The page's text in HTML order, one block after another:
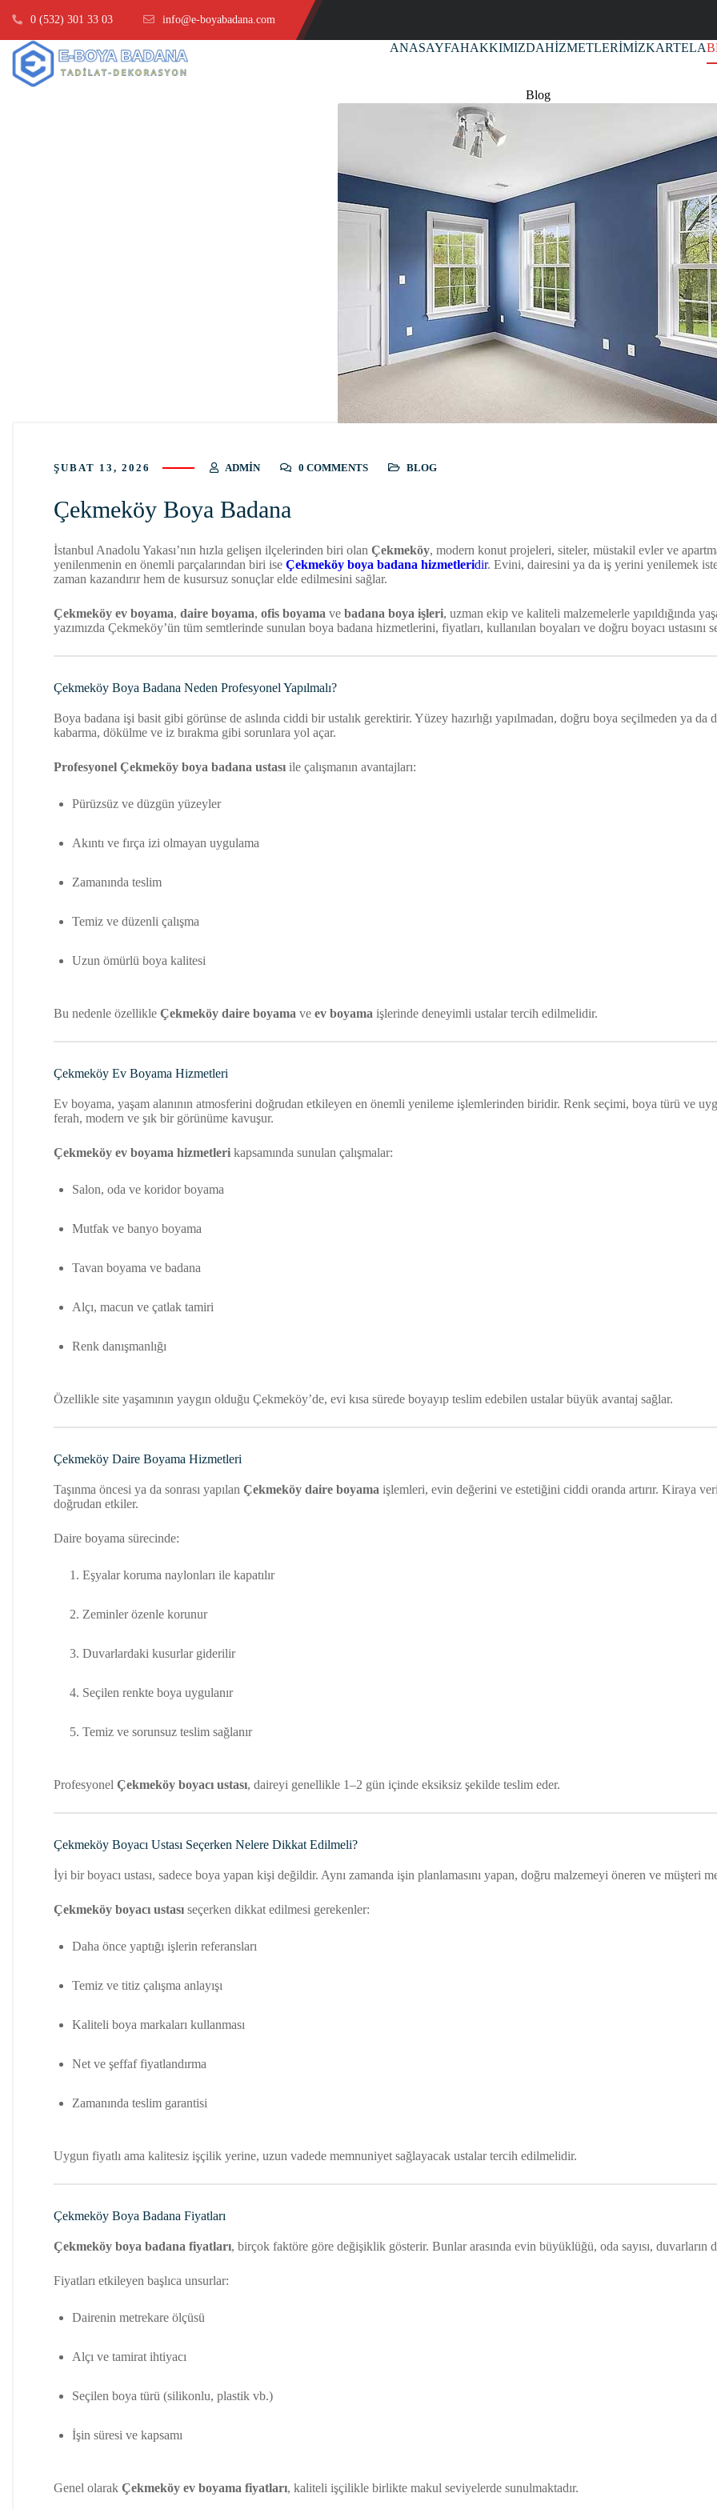
0 (532) 301 33 03 info@e-boyabadana.com
ANASAYFAHAKKIMIZDAHİZMETLERİMİZKARTELA
Blog
ŞUBAT 13, 2026 ADMIN 0 COMMENTS BLOG
Çekmeköy Boya Badana
İstanbul Anadolu Yakası’nın hızla gelişen ilçelerinden biri olan Çekmeköy, modern konut projeleri, siteler, müstakil evler ve
yenilenmenin en önemli parçalarından biri ise Çekmeköy boya badana hizmetleridir. Evini, dairesini ya da iş yerini yenilemek
zaman kazandırır hem de kusursuz sonuçlar elde edilmesini sağlar.
Çekmeköy ev boyama, daire boyama, ofis boyama ve badana boya işleri, uzman ekip ve kaliteli malzemelerle yapıldığında
yazımızda Çekmeköy’ün tüm semtlerinde sunulan boya badana hizmetlerini, fiyatları, kullanılan boyaları ve doğru boyacı ustasını
Çekmeköy Boya Badana Neden Profesyonel Yapılmalı?
Boya badana işi basit gibi görünse de aslında ciddi bir ustalık gerektirir. Yüzey hazırlığı yapılmadan, doğru boya seçilmeden ya da
kabarma, dökülme ve iz bırakma gibi sorunlara yol açar.
Profesyonel Çekmeköy boya badana ustası ile çalışmanın avantajları:
Pürüzsüz ve düzgün yüzeyler
Akıntı ve fırça izi olmayan uygulama
Zamanında teslim
Temiz ve düzenli çalışma
Uzun ömürlü boya kalitesi
Bu nedenle özellikle Çekmeköy daire boyama ve ev boyama işlerinde deneyimli ustalar tercih edilmelidir.
Çekmeköy Ev Boyama Hizmetleri
Ev boyama, yaşam alanının atmosferini doğrudan etkileyen en önemli yenileme işlemlerinden biridir. Renk seçimi, boya türü ve
ferah, modern ve şık bir görünüme kavuşur.
Çekmeköy ev boyama hizmetleri kapsamında sunulan çalışmalar:
Salon, oda ve koridor boyama
Mutfak ve banyo boyama
Tavan boyama ve badana
Alçı, macun ve çatlak tamiri
Renk danışmanlığı
Özellikle site yaşamının yaygın olduğu Çekmeköy’de, evi kısa sürede boyayıp teslim edebilen ustalar büyük avantaj sağlar.
Çekmeköy Daire Boyama Hizmetleri
Taşınma öncesi ya da sonrası yapılan Çekmeköy daire boyama işlemleri, evin değerini ve estetiğini ciddi oranda artırır. Kiraya
doğrudan etkiler.
Daire boyama sürecinde:
Eşyalar koruma naylonları ile kapatılır
Zeminler özenle korunur
Duvarlardaki kusurlar giderilir
Seçilen renkte boya uygulanır
Temiz ve sorunsuz teslim sağlanır
Profesyonel Çekmeköy boyacı ustası, daireyi genellikle 1–2 gün içinde eksiksiz şekilde teslim eder.
Çekmeköy Boyacı Ustası Seçerken Nelere Dikkat Edilmeli?
İyi bir boyacı ustası, sadece boya yapan kişi değildir. Aynı zamanda işin planlamasını yapan, doğru malzemeyi öneren ve müşteri
Çekmeköy boyacı ustası seçerken dikkat edilmesi gerekenler:
Daha önce yaptığı işlerin referansları
Temiz ve titiz çalışma anlayışı
Kaliteli boya markaları kullanması
Net ve şeffaf fiyatlandırma
Zamanında teslim garantisi
Uygun fiyatlı ama kalitesiz işçilik yerine, uzun vadede memnuniyet sağlayacak ustalar tercih edilmelidir.
Çekmeköy Boya Badana Fiyatları
Çekmeköy boya badana fiyatları, birçok faktöre göre değişiklik gösterir. Bunlar arasında evin büyüklüğü, oda sayısı, duvarların
Fiyatları etkileyen başlıca unsurlar:
Dairenin metrekare ölçüsü
Alçı ve tamirat ihtiyacı
Seçilen boya türü (silikonlu, plastik vb.)
İşin süresi ve kapsamı
Genel olarak Çekmeköy ev boyama fiyatları, kaliteli işçilikle birlikte makul seviyelerde sunulmaktadır.